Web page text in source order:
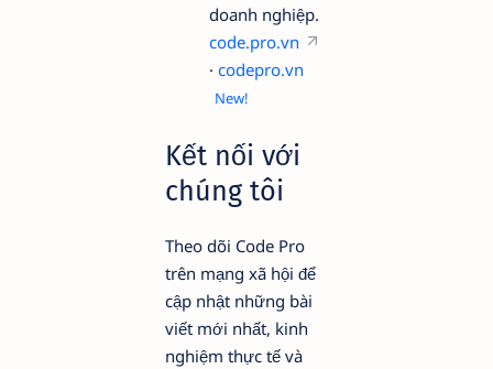
doanh nghiệp.
code.pro.vn
· codepro.vn
Kết nối với
chúng tôi
Theo dõi Code Pro
trên mạng xã hội để
cập nhật những bài
viết mới nhất, kinh
nghiệm thực tế và